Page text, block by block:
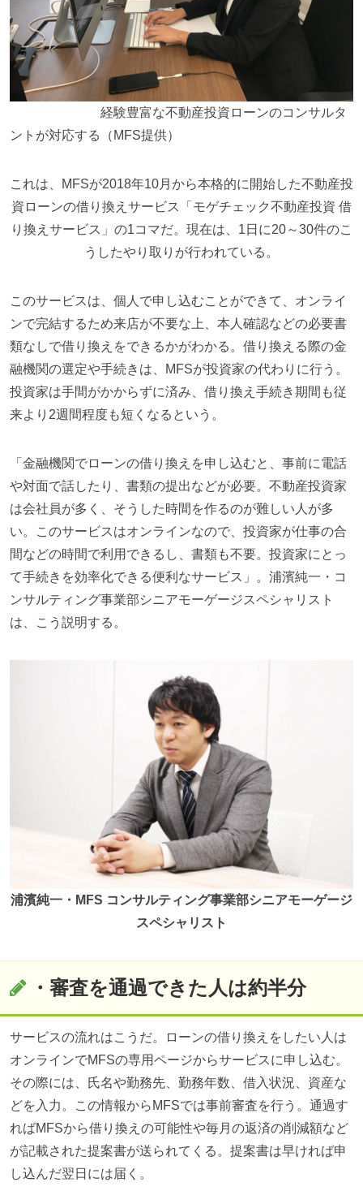
経験豊富な不動産投資ローンのコンサルタ
ントが対応する（MFS提供）
これは、MFSが2018年10月から本格的に開始した不動産投
資ローンの借り換えサービス「モゲチェック不動産投資 借
り換えサービス」の1コマだ。現在は、1日に20～30件のこ
うしたやり取りが行われている。
このサービスは、個人で申し込むことができて、オンライ
ンで完結するため来店が不要な上、本人確認などの必要書
類なしで借り換えをできるかがわかる。借り換える際の金
融機関の選定や手続きは、MFSが投資家の代わりに行う。
投資家は手間がかからずに済み、借り換え手続き期間も従
来より2週間程度も短くなるという。
「金融機関でローンの借り換えを申し込むと、事前に電話
や対面で話したり、書類の提出などが必要。不動産投資家
は会社員が多く、そうした時間を作るのが難しい人が多
い。このサービスはオンラインなので、投資家が仕事の合
間などの時間で利用できるし、書類も不要。投資家にとっ
て手続きを効率化できる便利なサービス」。浦濱純一・コ
ンサルティング事業部シニアモーゲージスペシャリスト
は、こう説明する。
浦濱純一・MFS コンサルティング事業部シニアモーゲージ
スペシャリスト
・審査を通過できた人は約半分
サービスの流れはこうだ。ローンの借り換えをしたい人は
オンラインでMFSの専用ページからサービスに申し込む。
その際には、氏名や勤務先、勤務年数、借入状況、資産な
どを入力。この情報からMFSでは事前審査を行う。通過す
ればMFSから借り換えの可能性や毎月の返済の削減額など
が記載された提案書が送られてくる。提案書は早ければ申
し込んだ翌日には届く。